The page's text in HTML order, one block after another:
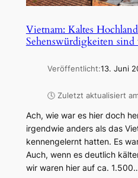
Vietnam: Kaltes
Sehenswürdigkeiten
Veröffentlicht:13. Juni
🕓 Zuletzt aktualisiert
Ach, wie war es hier doch
irgendwie anders als das
kennengelernt hatten. Es
Auch, wenn es deutlich
wir waren hier auf ca.